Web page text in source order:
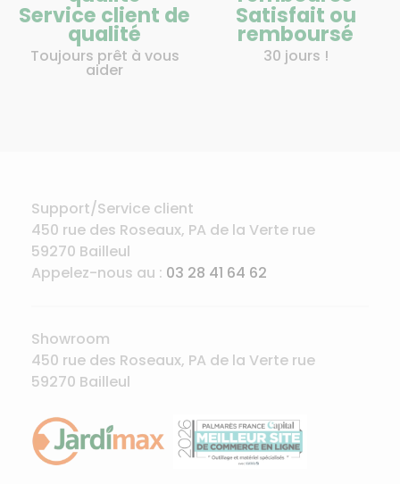
Service client de
qualité
Toujours prêt à vous
aider
Satisfait ou
remboursé
30 jours !
Support/Service client
450 rue des Roseaux, PA de la Verte rue
59270 Bailleul
Appelez-nous au : 03 28 41 64 62
Showroom
450 rue des Roseaux, PA de la Verte rue
59270 Bailleul